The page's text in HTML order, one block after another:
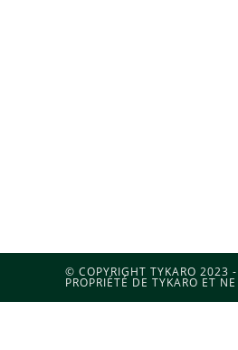
© COPYRIGHT TYKARO 2023
PROPRIÉTÉ DE TYKARO ET